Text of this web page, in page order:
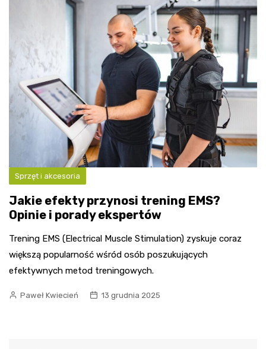
Sprzęt i akcesoria
Jakie efekty przynosi trening EMS?
Opinie i porady ekspertów
Trening EMS (Electrical Muscle Stimulation) zyskuje coraz
większą popularność wśród osób poszukujących
efektywnych metod treningowych.
Paweł Kwiecień 13 grudnia 2025